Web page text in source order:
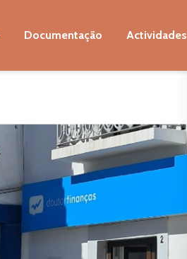
Documentação Actividades